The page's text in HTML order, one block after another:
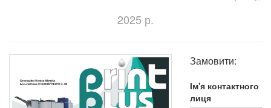
2025 р.
Замовити:
Ім'я контактного
лиця